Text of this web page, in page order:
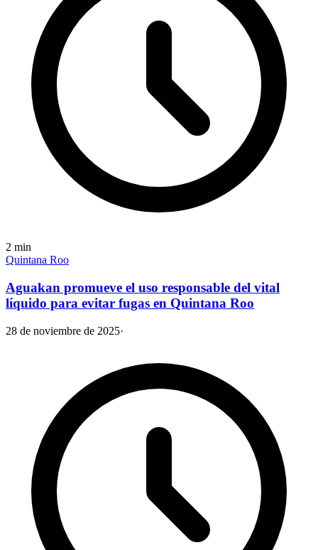
2 min
Quintana Roo
Aguakan promueve el uso responsable del vital
líquido para evitar fugas en Quintana Roo
28 de noviembre de 2025·